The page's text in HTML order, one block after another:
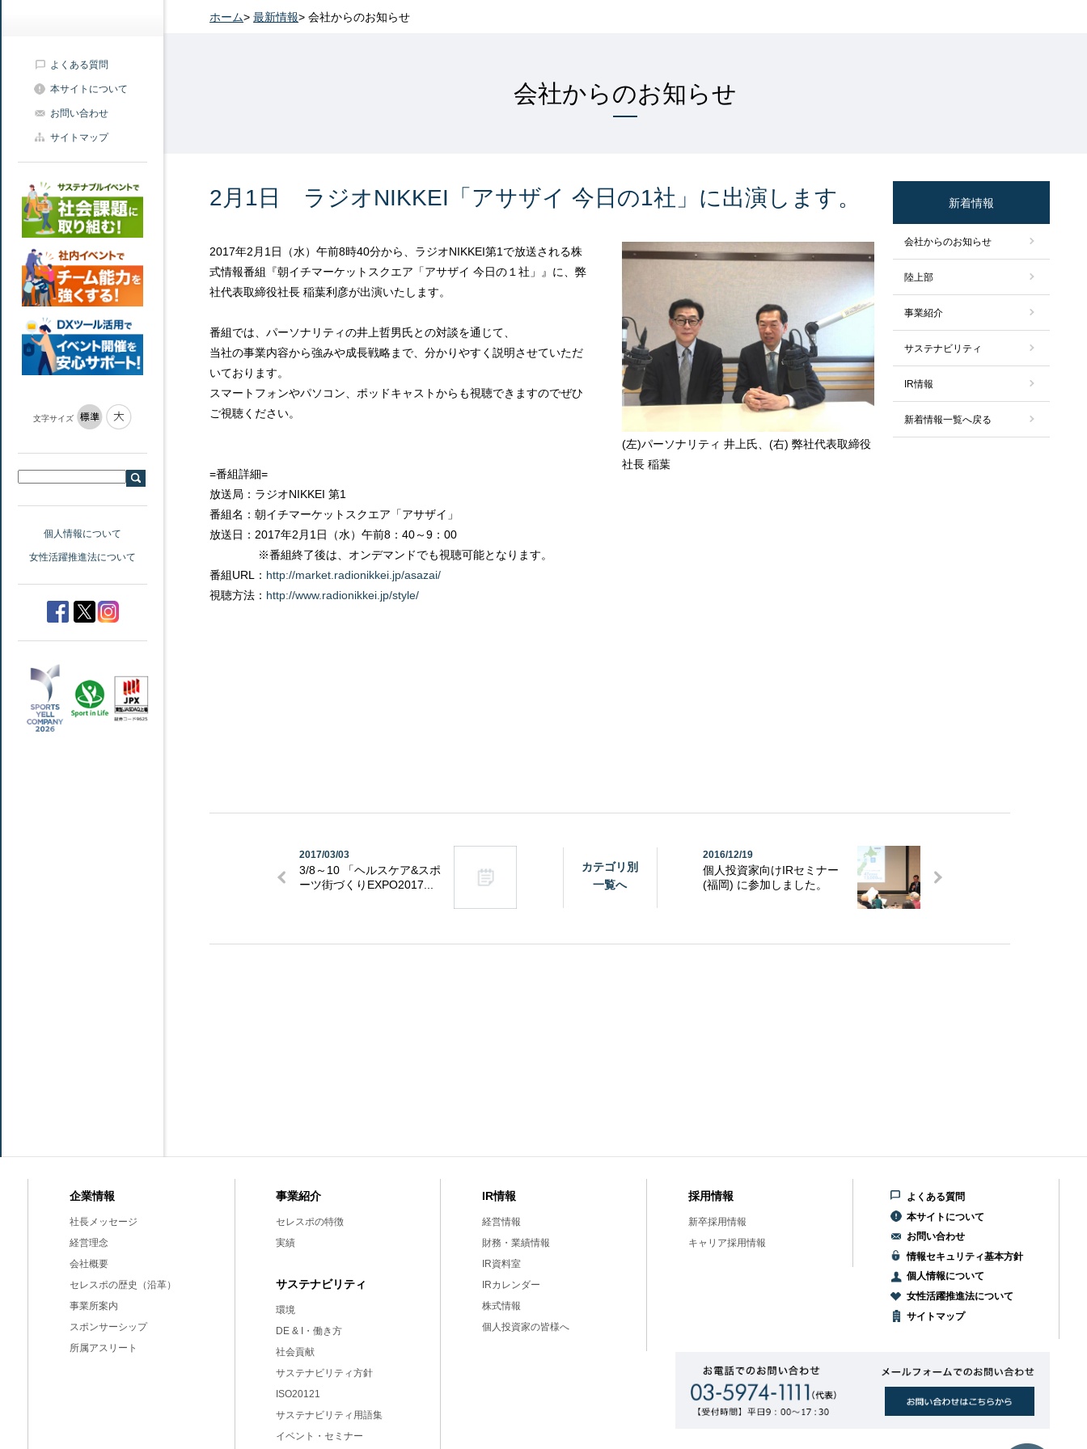
よくある質問
本サイトについて
お問い合わせ
サイトマップ
文字サイズ
個人情報について
女性活躍推進法について
ホーム> 最新情報> 会社からのお知らせ
会社からのお知らせ
2月1日 ラジオNIKKEI「アサザイ 今日の1社」に出演します。
(左)パーソナリティ 井上氏、(右) 弊社代表取締役
社長 稲葉
2017年2月1日（水）午前8時40分から、ラジオNIKKEI第1で放送される株
式情報番組『朝イチマーケットスクエア「アサザイ 今日の１社」』に、弊
社代表取締役社長 稲葉利彦が出演いたします。
番組では、パーソナリティの井上哲男氏との対談を通じて、
当社の事業内容から強みや成長戦略まで、分かりやすく説明させていただ
いております。
スマートフォンやパソコン、ポッドキャストからも視聴できますのでぜひ
ご視聴ください。
=番組詳細=
放送局：ラジオNIKKEI 第1
番組名：朝イチマーケットスクエア「アサザイ」
放送日：2017年2月1日（水）午前8：40～9：00
※番組終了後は、オンデマンドでも視聴可能となります。
番組URL： http://market.radionikkei.jp/asazai/
視聴方法： http://www.radionikkei.jp/style/
2017/03/03
3/8～10 「ヘルスケア&スポ
ーツ街づくりEXPO2017...
カテゴリ別
一覧へ
2016/12/19
個人投資家向けIRセミナー
(福岡) に参加しました。
新着情報
会社からのお知らせ
陸上部
事業紹介
サステナビリティ
IR情報
新着情報一覧へ戻る
企業情報
社長メッセージ
経営理念
会社概要
セレスポの歴史（沿革）
事業所案内
スポンサーシップ
所属アスリート
事業紹介
セレスポの特徴
実績
サステナビリティ
環境
DE & I・働き方
社会貢献
サステナビリティ方針
ISO20121
サステナビリティ用語集
イベント・セミナー
IR情報
経営情報
財務・業績情報
IR資料室
IRカレンダー
株式情報
個人投資家の皆様へ
採用情報
新卒採用情報
キャリア採用情報
よくある質問
本サイトについて
お問い合わせ
情報セキュリティ基本方針
個人情報について
女性活躍推進法について
サイトマップ